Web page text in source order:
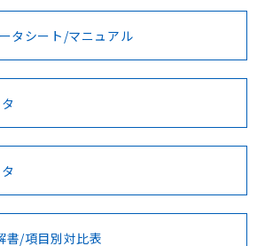
ご利用いただく前に、以下を必ずお読
件
製品のRoHS/REACH対応状況ページへ
タシート/マニュアル
書/項目別対比表